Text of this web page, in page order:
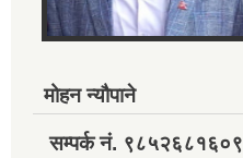
मोहन न्यौपाने
सम्पर्क नं. ९८५२६८१६०९